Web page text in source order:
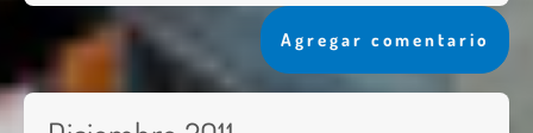
Agregar comentario